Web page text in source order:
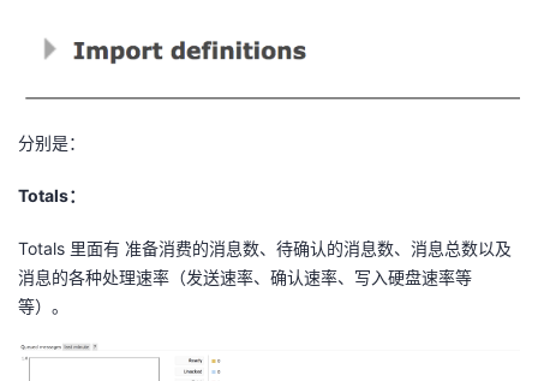
分别是：
Totals：
Totals 里面有 准备消费的消息数、待确认的消息数、消息总数以及
消息的各种处理速率（发送速率、确认速率、写入硬盘速率等
等）。